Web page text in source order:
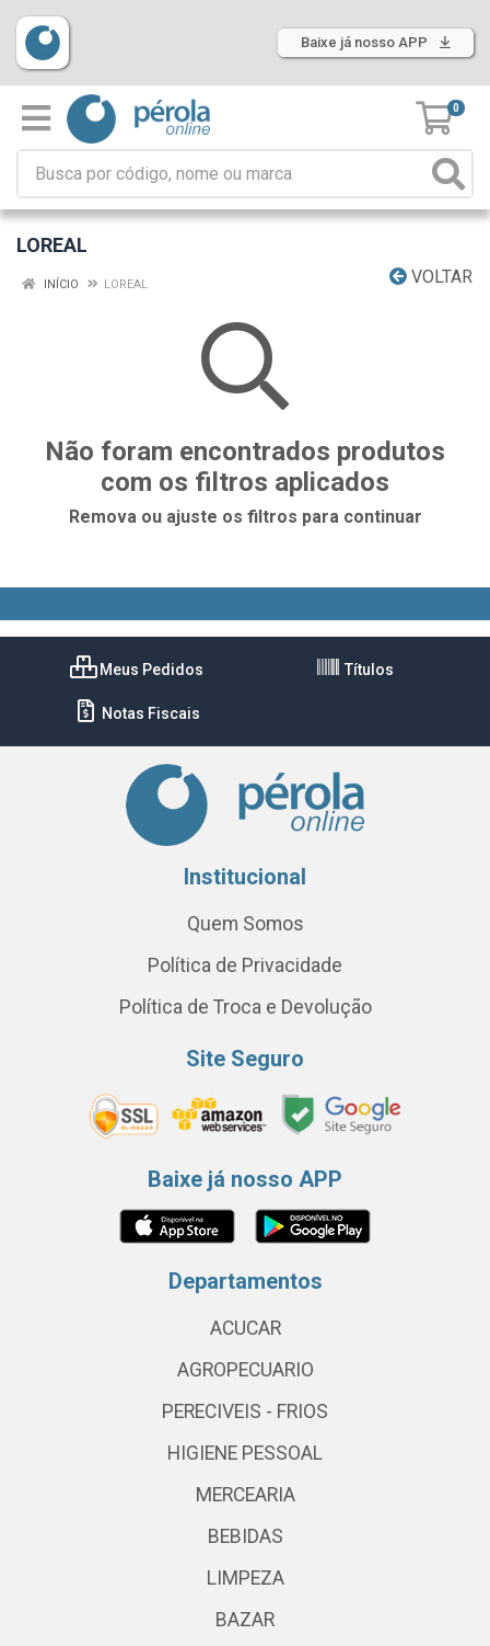
Baixe já nosso APP
0
LOREAL
VOLTAR
INÍCIO LOREAL
Não foram encontrados produtos
com os filtros aplicados
Remova ou ajuste os filtros para continuar
Meus Pedidos Títulos
Notas Fiscais
Institucional
Quem Somos
Política de Privacidade
Política de Troca e Devolução
Site Seguro
Baixe já nosso APP
Departamentos
ACUCAR
AGROPECUARIO
PERECIVEIS - FRIOS
HIGIENE PESSOAL
MERCEARIA
BEBIDAS
LIMPEZA
BAZAR